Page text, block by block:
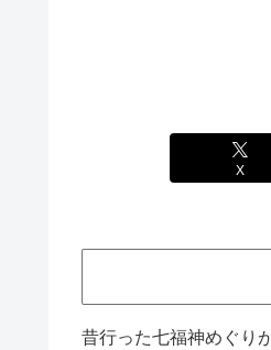
X
昔行った七福神めぐり